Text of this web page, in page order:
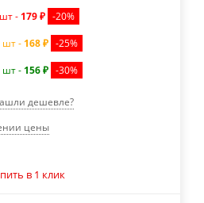
- 179 ₽ -20%
шт - 168 ₽ -25%
шт - 156 ₽ -30%
дешевле?
цены
в 1 клик